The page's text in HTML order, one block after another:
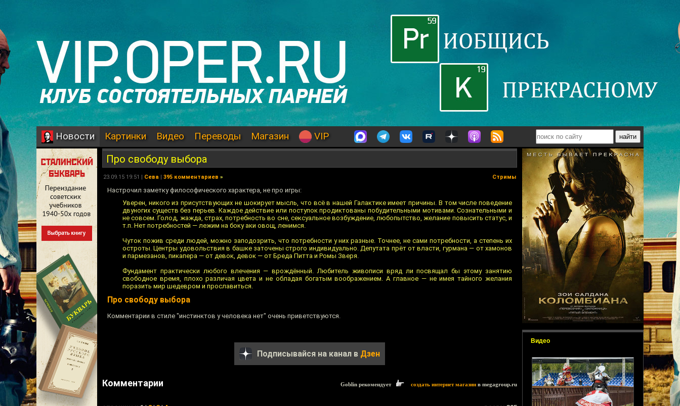
Новости Картинки Видео Переводы Магазин VIP
Видео
Про свободу выбора
23.09.15 19:51 | Сева | 395 комментариев » Стримы
Настрочил заметку философического характера, не про игры:
Уверен, никого из присутствующих не шокирует мысль, что всё в нашей Галактике имеет причины. В том числе поведение
двуногих существ без перьев. Каждое действие или поступок продиктованы побудительными мотивами. Сознательными и
не совсем. Голод, жажда, страх, потребность во сне, сексуальное возбуждение, любопытство, желание повысить статус, и
т.п. Нет потребностей — лежим на боку аки овощ, ленимся.
Чуток пожив среди людей, можно заподозрить, что потребности у них разные. Точнее, не сами потребности, а степень их
остроты. Центры удовольствия в башке заточены строго индивидуально. Депутата прёт от власти, гурмана — от хамонов
и пармезанов, пикапера — от девок, девок — от Бреда Питта и Ромы Зверя.
Фундамент практически любого влечения — врождённый. Любитель живописи вряд ли посвящал бы этому занятию
свободное время, плохо различая цвета и не обладая богатым воображением. А главное — не имея тайного желания
поразить мир шедевром и прославиться.
Про свободу выбора
Комментарии в стиле "инстинктов у человека нет" очень приветствуются.
Подписывайся на канал в Дзен
Комментарии Goblin рекомендует создать интернет магазин в megagroup.ru